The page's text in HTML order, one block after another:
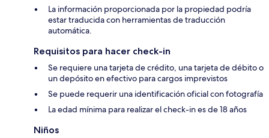
La información proporcionada por la propiedad podría
estar traducida con herramientas de traducción
automática.
Requisitos para hacer check-in
Se requiere una tarjeta de crédito, una tarjeta de débito o
un depósito en efectivo para cargos imprevistos
Se puede requerir una identificación oficial con fotografía
La edad mínima para realizar el check-in es de 18 años
Niños